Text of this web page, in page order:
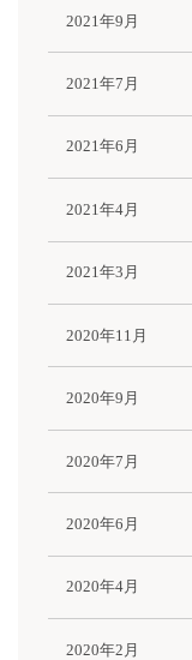
2021年9月
2021年7月
2021年6月
2021年4月
2021年3月
2020年11月
2020年9月
2020年7月
2020年6月
2020年4月
2020年2月